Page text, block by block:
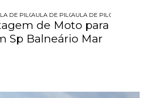
DE PILOTAGEM
AULA DE PILOTAGEM DE MOTO
AULA DE PILOTAGEM
de Moto para
Sp Balneário Mar